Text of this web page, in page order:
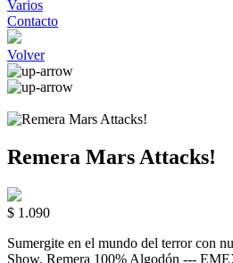
Varios
Contacto
Volver
Remera Mars Attacks!
$ 1.090
Sumergite en el mundo del terror con
Show. Remera 100% Algodón ---